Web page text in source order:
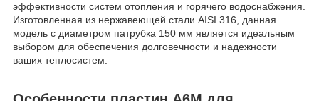
эффективности систем отопления и горячего водоснабжения.
Изготовленная из нержавеющей стали AISI 316, данная
модель с диаметром патрубка 150 мм является идеальным
выбором для обеспечения долговечности и надежности
ваших теплосистем.